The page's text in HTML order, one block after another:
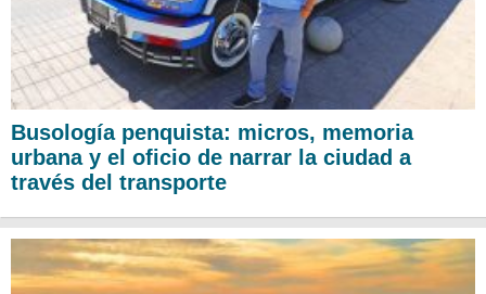
Busología penquista: micros, memoria
urbana y el oficio de narrar la ciudad a
través del transporte